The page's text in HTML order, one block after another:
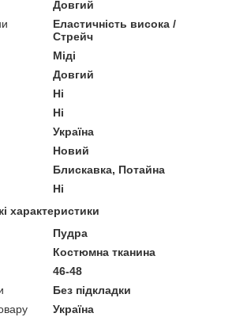
Довгий
Еластичність висока /
Стрейч
Міді
Довгий
Ні
Ні
Україна
Новий
Блискавка, Потайна
Ні
характеристики
Пудра
Костюмна тканина
46-48
Без підкладки
Україна